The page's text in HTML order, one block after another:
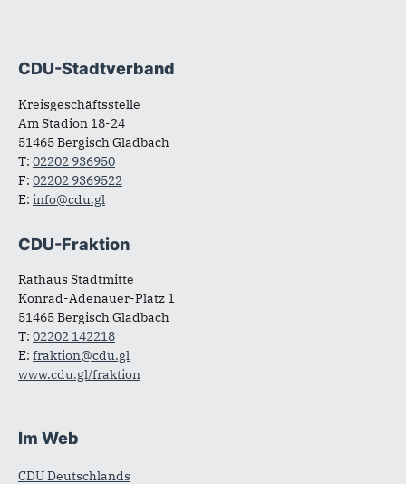
Fußbereich
CDU-Stadtverband
Kreisgeschäftsstelle
Am Stadion 18-24
51465 Bergisch Gladbach
T: 02202 936950
F: 02202 9369522
E: info@cdu.gl
CDU-Fraktion
Rathaus Stadtmitte
Konrad-Adenauer-Platz 1
51465 Bergisch Gladbach
T: 02202 142218
E: fraktion@cdu.gl
www.cdu.gl/fraktion
Im Web
CDU Deutschlands